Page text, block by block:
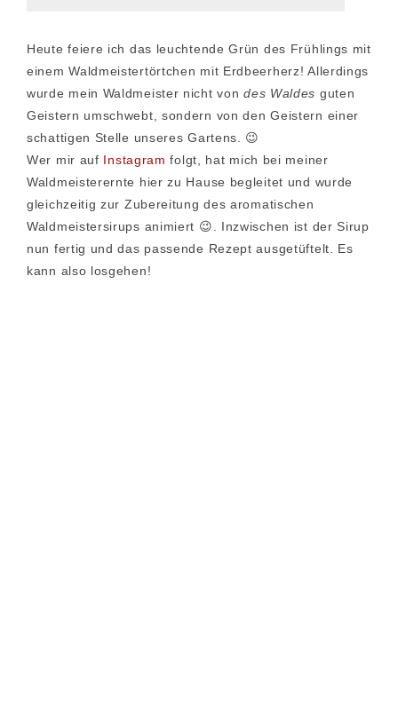
Heute feiere ich das leuchtende Grün des Frühlings mit
einem Waldmeistertörtchen mit Erdbeerherz! Allerdings
wurde mein Waldmeister nicht vondes Waldes guten
Geistern umschwebt, sondern von den Geistern einer
schattigen Stelle unseres Gartens. 😉
Wer mir auf Instagram folgt, hat mich bei meiner
Waldmeisterernte hier zu Hause begleitet und wurde
gleichzeitig zur Zubereitung des aromatischen
Waldmeistersirups animiert 😉. Inzwischen ist der Sirup
nun fertig und das passende Rezept ausgetüftelt. Es
kann also losgehen!